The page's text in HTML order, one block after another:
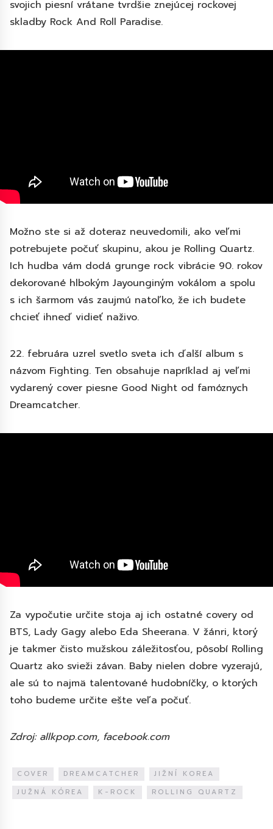
svojich piesní vrátane tvrdšie znejúcej rockovej
skladby Rock And Roll Paradise.
Možno ste si až doteraz neuvedomili, ako veľmi
potrebujete počuť skupinu, akou je Rolling Quartz.
Ich hudba vám dodá grunge rock vibrácie 90. rokov
dekorované hlbokým Jayounginým vokálom a spolu
s ich šarmom vás zaujmú natoľko, že ich budete
chcieť ihneď vidieť naživo.
22. februára uzrel svetlo sveta ich ďalší album s
názvom Fighting. Ten obsahuje napríklad aj veľmi
vydarený cover piesne Good Night od famóznych
Dreamcatcher.
Za vypočutie určite stoja aj ich ostatné covery od
BTS, Lady Gagy alebo Eda Sheerana. V žánri, ktorý
je takmer čisto mužskou záležitosťou, pôsobí Rolling
Quartz ako svieži závan. Baby nielen dobre vyzerajú,
ale sú to najmä talentované hudobníčky, o ktorých
toho budeme určite ešte veľa počuť.
Zdroj: allkpop.com, facebook.com
COVER DREAMCATCHER
JIŽNÍ KOREA
JUŽNÁ KÓREA
K-ROCK ROLLING QUARTZ